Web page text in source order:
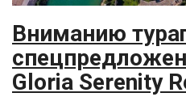
Вниманию
Gloria Serenity